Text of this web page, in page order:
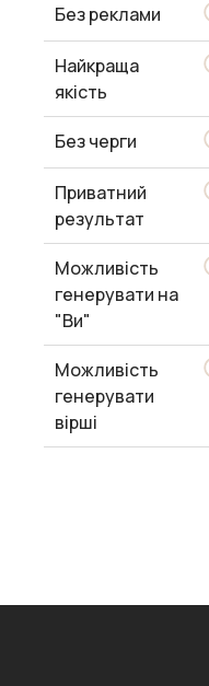
Без реклами
Найкраща
якість
Без черги
Приватний
результат
Можливість
генерувати на
"Ви"
Можливість
генерувати
вірші